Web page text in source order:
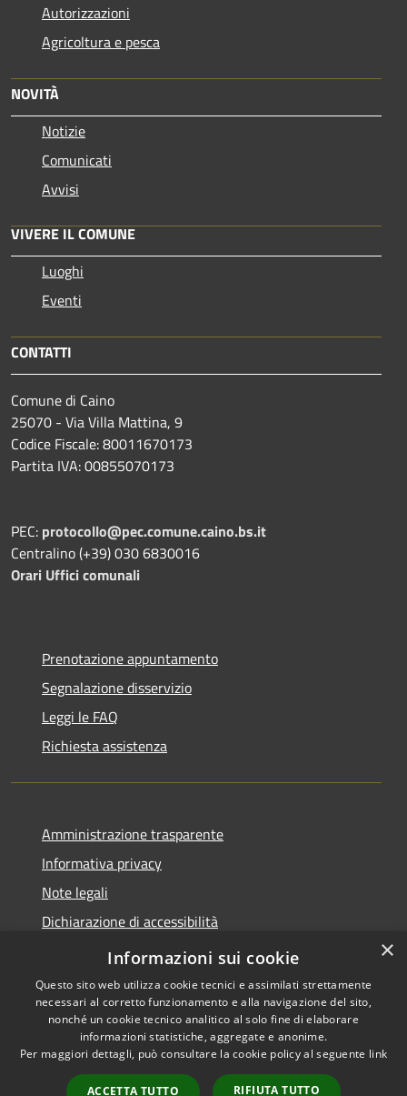
Autorizzazioni
Agricoltura e pesca
NOVITÀ
Notizie
Comunicati
Avvisi
VIVERE IL COMUNE
Luoghi
Eventi
CONTATTI
Comune di Caino
25070 - Via Villa Mattina, 9
Codice Fiscale: 80011670173
Partita IVA: 00855070173
PEC: protocollo@pec.comune.caino.bs.it
Centralino (+39) 030 6830016
Orari Uffici comunali
Prenotazione appuntamento
Segnalazione disservizio
Leggi le FAQ
Richiesta assistenza
Amministrazione trasparente
Informativa privacy
Note legali
Dichiarazione di accessibilità
Accessibilità
Copyright © 2026 • Comune di
Caino • Powered by
Municipium• Accesso
×
Informazioni sui cookie
Questo sito web utilizza cookie tecnici e assimilati strettamente
necessari al corretto funzionamento e alla navigazione del sito,
nonché un cookie tecnico analitico al solo fine di elaborare
informazioni statistiche, aggregate e anonime.
Per maggiori dettagli, può consultare la cookie policy al seguente link
ACCETTA TUTTO RIFIUTA TUTTO